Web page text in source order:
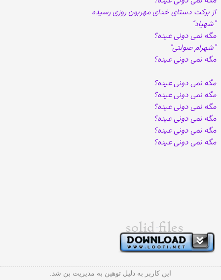
از برکت دستای خدای مهربون روزی رسیده
"شهیاد"
مگه نمی دونی عیده؟
"شهرام صولتی"
مگه نمی دونی عیده؟
مگه نمی دونی عیده؟
مگه نمی دونی عیده؟
مگه نمی دونی عیده؟
مگه نمی دونی عیده؟
مگه نمی دونی عیده؟
مگه نمی دونی عیده؟
این کاربر به دلیل توهین به مدیریت بن شد.